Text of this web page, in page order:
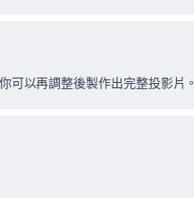
可以再調整後製作出完整投影片。